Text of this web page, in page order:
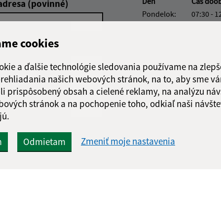
cookies
a ďalšie technológie sledovania používame na
našich webových stránok, na to, aby sme
prispôsobený obsah a cielené reklamy, na analýzu
stránok a na pochopenie toho, odkiaľ naši
Odmietam Zmeniť moje nastavenia
(povinné)
Google reCaptcha Response
Odoslať
správu
Pondelok:
07:30 -
Piatok:
07:30 -
Obedňajšia